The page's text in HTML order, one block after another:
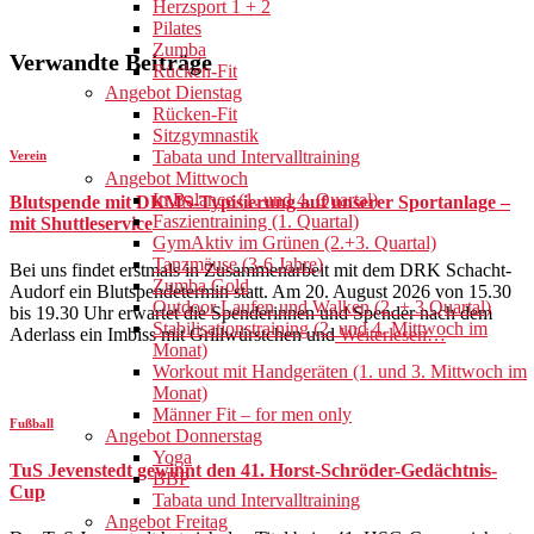
Herzsport 1 + 2
Pilates
Zumba
Rücken-Fit
Angebot Dienstag
Rücken-Fit
Sitzgymnastik
Tabata und Intervalltraining
Angebot Mittwoch
In Balance (1. und 4. Quartal)
Faszientraining (1. Quartal)
GymAktiv im Grünen (2.+3. Quartal)
Tanzmäuse (3-6 Jahre)
Zumba Gold
Outdoor Laufen und Walken (2. + 3.Quartal)
Stabilisationstraining (2. und 4. Mittwoch im
Monat)
Workout mit Handgeräten (1. und 3. Mittwoch im
Monat)
Männer Fit – for men only
Angebot Donnerstag
Yoga
BBP
Tabata und Intervalltraining
Angebot Freitag
Verwandte Beiträge
Verein
Blutspende mit DKMS-Typisierung auf unserer Sportanlage –
mit Shuttleservice
Bei uns findet erstmals in Zusammenarbeit mit dem DRK Schacht-
Audorf ein Blutspendetermin statt. Am 20. August 2026 von 15.30
bis 19.30 Uhr erwartet die Spenderinnen und Spender nach dem
Aderlass ein Imbiss mit Grillwürstchen undWeiterlesen…
Fußball
TuS Jevenstedt gewinnt den 41. Horst-Schröder-Gedächtnis-
Cup